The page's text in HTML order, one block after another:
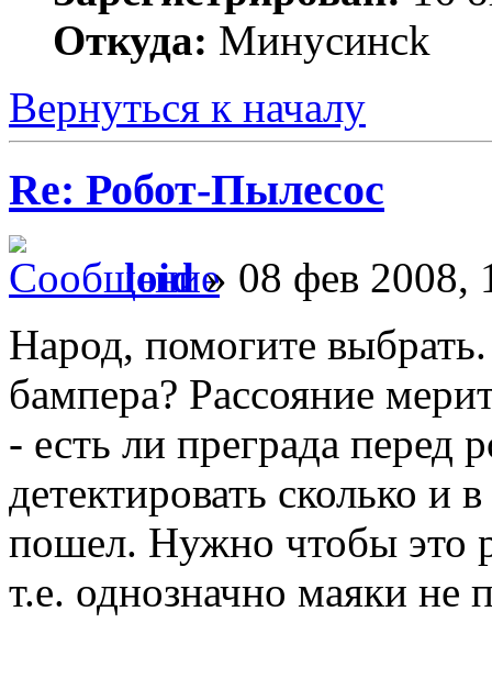
Откуда: Минycинck
Вернуться к началу
Re: Робот-Пылесос
loid» 08 фев 2008,
Народ, помогите выбрать.
бампера? Рассояние
- есть ли преграда
детектировать сколько и
пошел. Нужно чтобы это
т.е. однозначно маяки не